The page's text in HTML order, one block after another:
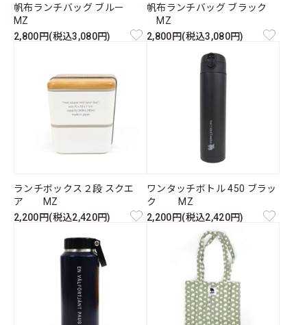
帆布ランチバッグ ブルー
MZ
2,800円(税込3,080円)
帆布ランチバッグ ブラック
MZ
2,800円(税込3,080円)
ランチボックス２段 スクエ
ア MZ
2,200円(税込2,420円)
ワンタッチボトル 450 ブラッ
ク MZ
2,200円(税込2,420円)